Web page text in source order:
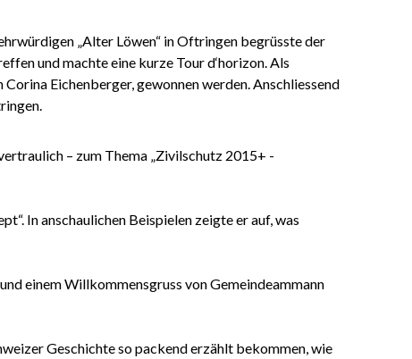
„Alter Löwen“ in Oftringen begrüsste der
und machte eine kurze Tour d‘horizon. Als
Eichenberger, gewonnen werden. Anschliessend
– zum Thema „Zivilschutz 2015+ -
In anschaulichen Beispielen zeigte er auf, was
einem Willkommensgruss von Gemeindeammann
Geschichte so packend erzählt bekommen, wie